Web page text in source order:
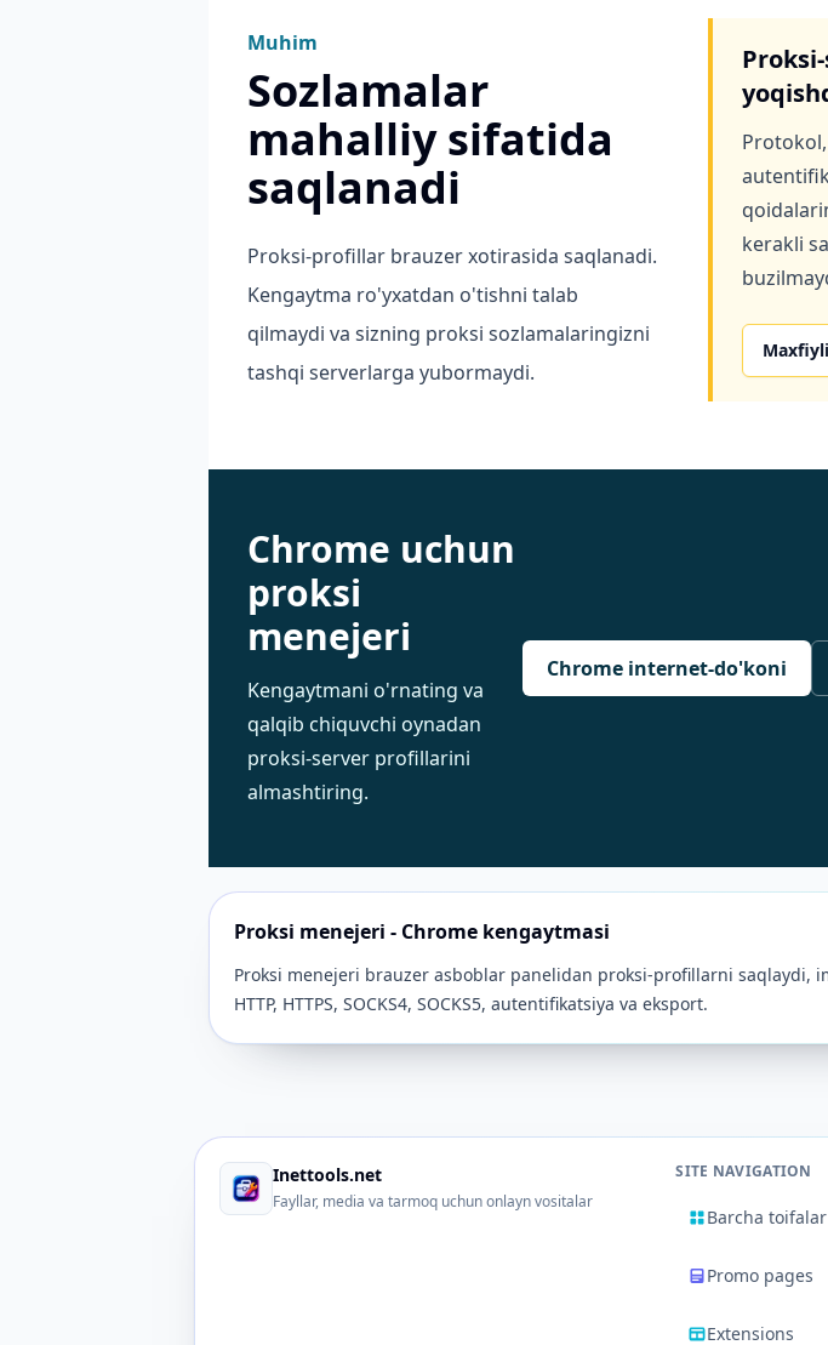
Muhim
Sozlamalar
mahalliy sifatida
saqlanadi
Proksi-profillar brauzer xotirasida saqlanadi.
Kengaytma ro'yxatdan o'tishni talab
qilmaydi va sizning proksi sozlamalaringizni
tashqi serverlarga yubormaydi.
kerakli
Chrome uchun
proksi
menejeri
Kengaytmani o'rnating va
qalqib chiquvchi oynadan
proksi-server profillarini
almashtiring.
Chrome internet-do'koni
Proksi menejeri - Chrome kengaytmasi
Proksi menejeri brauzer asboblar panelidan proksi-profillarni saqlaydi,
HTTP, HTTPS, SOCKS4, SOCKS5, autentifikatsiya va eksport.
Inettools.net
Fayllar, media va tarmoq uchun onlayn vositalar
SITE NAVIGATION
Barcha toifalar
Promo pages
Extensions